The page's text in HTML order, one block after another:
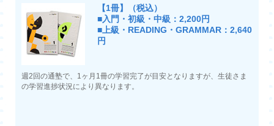
【1冊】（税込）
■入門・初級・中級：2,200円
■上級・READING・GRAMMAR：2,640
円
週2回の通塾で、1ヶ月1冊の学習完了が目安となりますが、生徒さま
の学習進捗状況により異なります。